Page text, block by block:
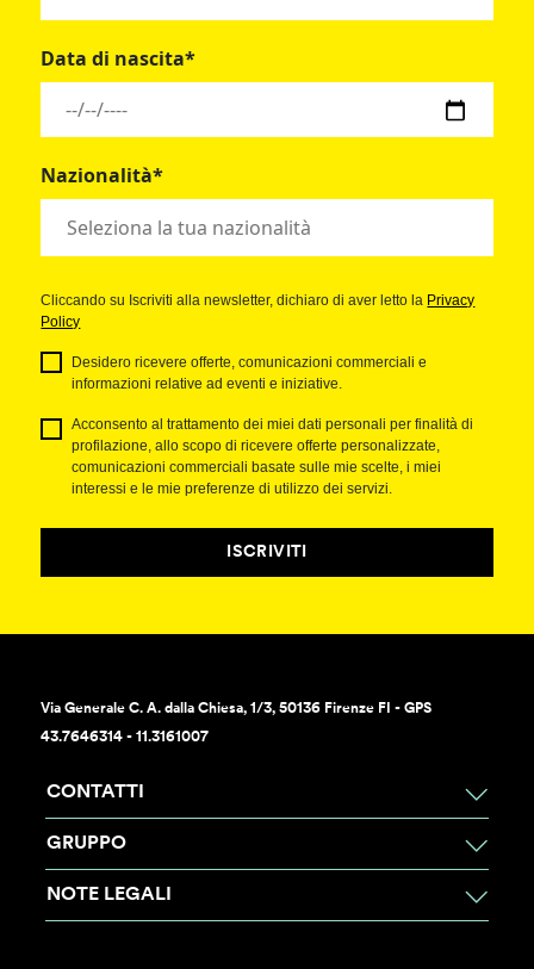
Data di nascita*
Nazionalità*
Cliccando su Iscriviti alla newsletter, dichiaro di aver letto la Privacy
Policy
Desidero ricevere offerte, comunicazioni commerciali e
informazioni relative ad eventi e iniziative.
Acconsento al trattamento dei miei dati personali per finalità di
profilazione, allo scopo di ricevere offerte personalizzate,
comunicazioni commerciali basate sulle mie scelte, i miei
interessi e le mie preferenze di utilizzo dei servizi.
ISCRIVITI
Via Generale C. A. dalla Chiesa, 1/3, 50136 Firenze FI - GPS
43.7646314 - 11.3161007
CONTATTI
GRUPPO
NOTE LEGALI